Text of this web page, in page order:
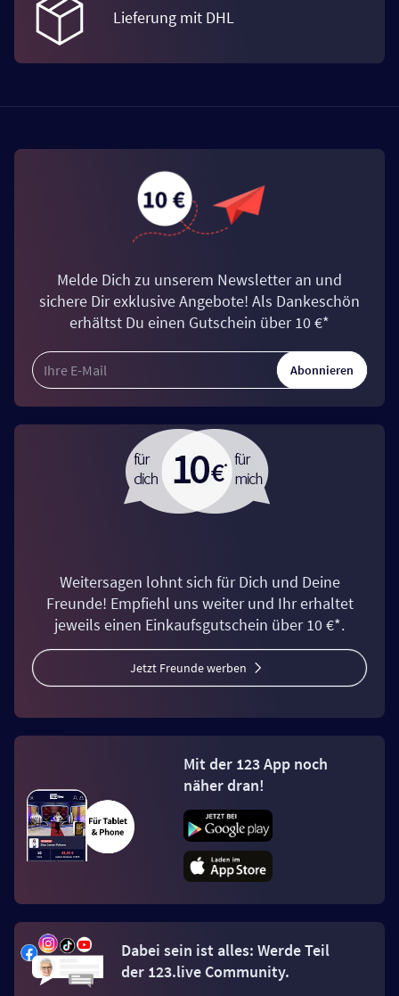
Lieferung mit DHL
Melde Dich zu unserem Newsletter an und
sichere Dir exklusive Angebote! Als Dankeschön
erhältst Du einen Gutschein über 10 €*
Abonnieren
Weitersagen lohnt sich für Dich und Deine
Freunde! Empfiehl uns weiter und Ihr erhaltet
jeweils einen Einkaufsgutschein über 10 €*.
Jetzt Freunde werben
Mit der 123 App noch
näher dran!
Dabei sein ist alles: Werde Teil
der 123.live Community.